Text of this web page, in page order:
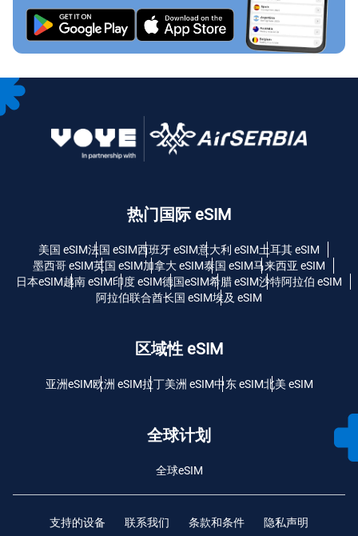
热门国际 eSIM
美国 eSIM法国 eSIM西班牙 eSIM意大利 eSIM土耳其 eSIM
墨西哥 eSIM英国 eSIM加拿大 eSIM泰国 eSIM马来西亚 eSIM
日本eSIM越南 eSIM印度 eSIM德国eSIM希腊 eSIM沙特阿拉伯 eSIM
阿拉伯联合酋长国 eSIM埃及 eSIM
区域性 eSIM
亚洲eSIM欧洲 eSIM拉丁美洲 eSIM中东 eSIM北美 eSIM
全球计划
全球eSIM
支持的设备 联系我们 条款和条件 隐私声明